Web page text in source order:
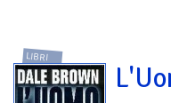
LIBRI